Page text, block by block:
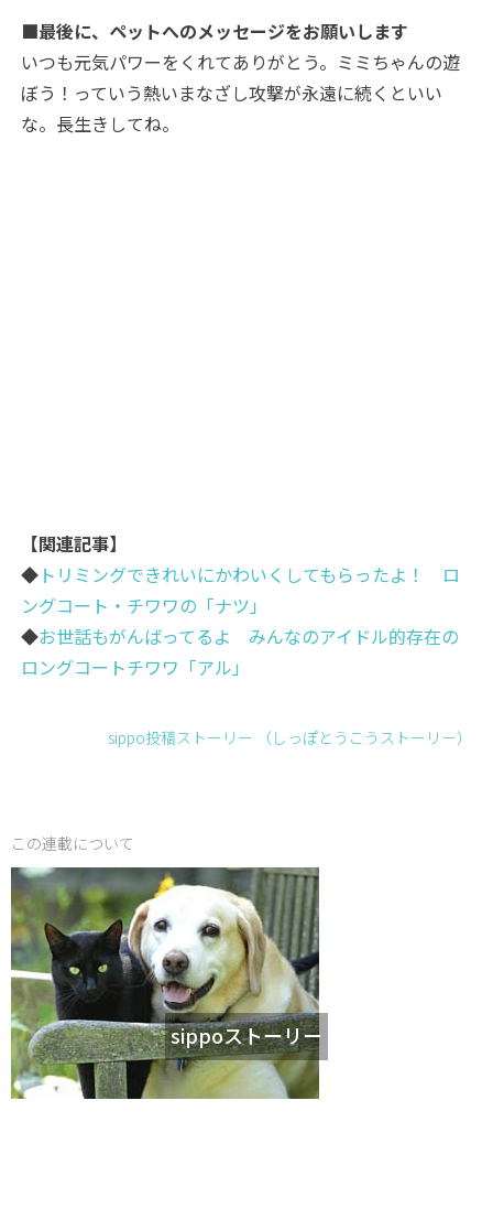
■最後に、ペットへのメッセージをお願いします
いつも元気パワーをくれてありがとう。ミミちゃんの遊
ぼう！っていう熱いまなざし攻撃が永遠に続くといい
な。長生きしてね。
【関連記事】
◆ トリミングできれいにかわいくしてもらったよ！ ロ
ングコート・チワワの「ナツ」
◆お世話もがんばってるよ みんなのアイドル的存在の
ロングコートチワワ「アル」
sippo投稿ストーリー （しっぽとうこうストーリ－）
この連載について
sippoストーリー